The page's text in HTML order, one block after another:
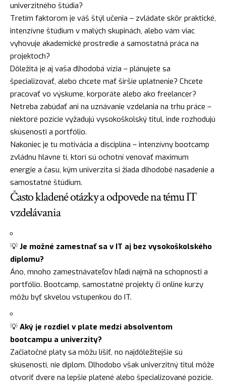
univerzitného štúdia?
Tretím faktorom je váš štýl učenia – zvládate skôr praktické,
intenzívne štúdium v malých skupinách, alebo vám viac
vyhovuje akademické prostredie a samostatná práca na
projektoch?
Dôležitá je aj vaša dlhodobá vízia – plánujete sa
špecializovať, alebo chcete mať širšie uplatnenie? Chcete
pracovať vo výskume, korporáte alebo ako freelancer?
Netreba zabúdať ani na uznávanie vzdelania na trhu práce –
niektoré pozície vyžadujú vysokoškolský titul, inde rozhodujú
skúsenosti a portfólio.
Nakoniec je tu motivácia a disciplína – intenzívny bootcamp
zvládnu hlavne tí, ktorí sú ochotní venovať maximum
energie a času, kým univerzita si žiada dlhodobé nasadenie a
samostatné štúdium.
Často kladené otázky a odpovede na tému IT
vzdelávania
💡 Je možné zamestnať sa v IT aj bez vysokoškolského
diplomu?
Áno, mnoho zamestnávateľov hľadí najmä na schopnosti a
portfólio. Bootcamp, samostatné projekty či online kurzy
môžu byť skvelou vstupenkou do IT.
💡 Aký je rozdiel v plate medzi absolventom
bootcampu a univerzity?
Začiatočné platy sa môžu líšiť, no najdôležitejšie sú
skúsenosti, nie diplom. Dlhodobo však univerzitný titul môže
otvoriť dvere na lepšie platené alebo špecializované pozície.